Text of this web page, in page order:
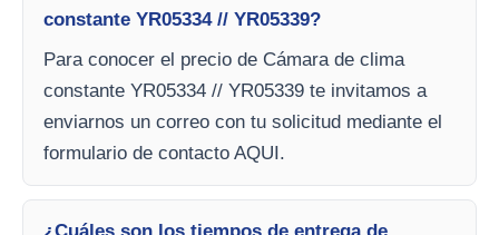
constante YR05334 // YR05339?
Para conocer el precio de Cámara de clima
constante YR05334 // YR05339 te invitamos a
enviarnos un correo con tu solicitud mediante el
formulario de contacto AQUI.